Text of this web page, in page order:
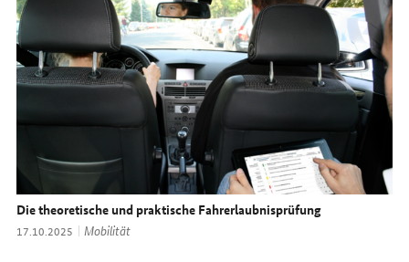
Die theoretische und praktische Fahrerlaubnisprüfung
Datum:
17.10.2025 Thema:
Mobilität